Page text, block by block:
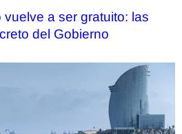
a ser gratuito: las
del Gobierno